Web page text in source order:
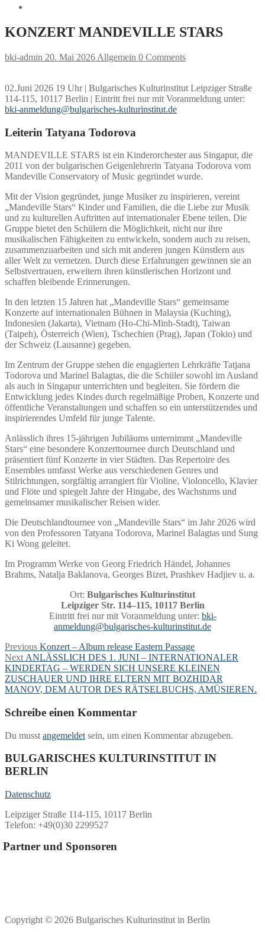
KONZERT MANDEVILLE STARS
bki-admin 20. Mai 2026 Allgemein 0 Comments
02.Juni 2026 19 Uhr | Bulgarisches Kulturinstitut Leipziger Straße
114-115, 10117 Berlin | Eintritt frei nur mit Voranmeldung unter:
bki-anmeldung@bulgarisches-kulturinstitut.de
Leiterin Tatyana Todorova
MANDEVILLE STARS ist ein Kinderorchester aus Singapur, die
2011 von der bulgarischen Geigenlehrerin Tatyana Todorova vom
Mandeville Conservatory of Music gegründet wurde.
Mit der Vision gegründet, junge Musiker zu inspirieren, vereint
„Mandeville Stars“ Kinder und Familien, die die Liebe zur Musik
und zu kulturellen Auftritten auf internationaler Ebene teilen. Die
Gruppe bietet den Schülern die Möglichkeit, nicht nur ihre
musikalischen Fähigkeiten zu entwickeln, sondern auch zu reisen,
zusammenzuarbeiten und sich mit anderen jungen Künstlern aus
aller Welt zu vernetzen. Durch diese Erfahrungen gewinnen sie an
Selbstvertrauen, erweitern ihren künstlerischen Horizont und
schaffen bleibende Erinnerungen.
In den letzten 15 Jahren hat „Mandeville Stars“ gemeinsame
Konzerte auf internationalen Bühnen in Malaysia (Kuching),
Indonesien (Jakarta), Vietnam (Ho-Chi-Minh-Stadt), Taiwan
(Taipeh), Österreich (Wien), Tschechien (Prag), Japan (Tokio) und
der Schweiz (Lausanne) gegeben.
Im Zentrum der Gruppe stehen die engagierten Lehrkräfte Tatjana
Todorova und Marinel Balagtas, die die Schüler sowohl im Ausland
als auch in Singapur unterrichten und begleiten. Sie fördern die
Entwicklung jedes Kindes durch regelmäßige Proben, Konzerte und
öffentliche Veranstaltungen und schaffen so ein unterstützendes und
inspirierendes Umfeld für junge Talente.
Anlässlich ihres 15-jährigen Jubiläums unternimmt „Mandeville
Stars“ eine besondere Konzerttournee durch Deutschland und
präsentiert fünf Konzerte in vier Städten. Das Repertoire des
Ensembles umfasst Werke aus verschiedenen Genres und
Stilrichtungen, sorgfältig arrangiert für Violine, Violoncello, Klavier
und Flöte und spiegelt Jahre der Hingabe, des Wachstums und
gemeinsamer musikalischer Reisen wider.
Die Deutschlandtournee von „Mandeville Stars“ im Jahr 2026 wird
von den Professoren Tatyana Todorova, Marinel Balagtas und Sung
Ki Wong geleitet.
Im Programm Werke von Georg Friedrich Händel, Johannes
Brahms, Natalja Baklanova, Georges Bizet, Prashkev Hadjiev u. a.
Ort: Bulgarisches Kulturinstitut
Leipziger Str. 114–115, 10117 Berlin
Eintritt frei nur mit Voranmeldung unter: bki-
anmeldung@bulgarisches-kulturinstitut.de
Beitragsnavigation
Previous Previous
post:
Konzert – Album release Eastern Passage
Next Next
post:
ANLÄSSLICH DES 1. JUNI – INTERNATIONALER
KINDERTAG – WERDEN SICH UNSERE KLEINEN
ZUSCHAUER UND IHRE ELTERN MIT BOZHIDAR
MANOV, DEM AUTOR DES RÄTSELBUCHS, AMÜSIEREN.
Schreibe einen Kommentar
Du musst angemeldet sein, um einen Kommentar abzugeben.
BULGARISCHES KULTURINSTITUT IN
BERLIN
Datenschutz
Leipziger Straße 114-115, 10117 Berlin
Telefon: +49(0)30 2299527
Partner und Sponsoren
Copyright © 2026 Bulgarisches Kulturinstitut in Berlin